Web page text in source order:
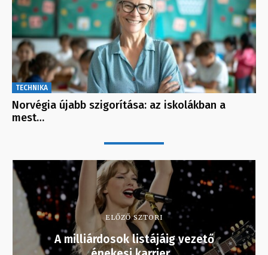
TECHNIKA
Norvégia újabb szigorítása: az iskolákban a
mest…
ELŐZŐ SZTORI
A milliárdosok listájáig vezető